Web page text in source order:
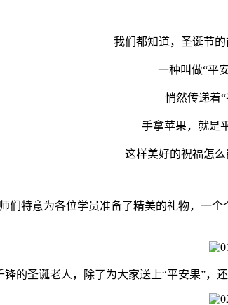
我们都知道，圣诞节
一种叫做“平
悄然传递着
手拿苹果，就是
这样美好的祝福怎么
特意为各位学员准备了精美的礼物，一个
的圣诞老人，除了为大家送上“平安果”，